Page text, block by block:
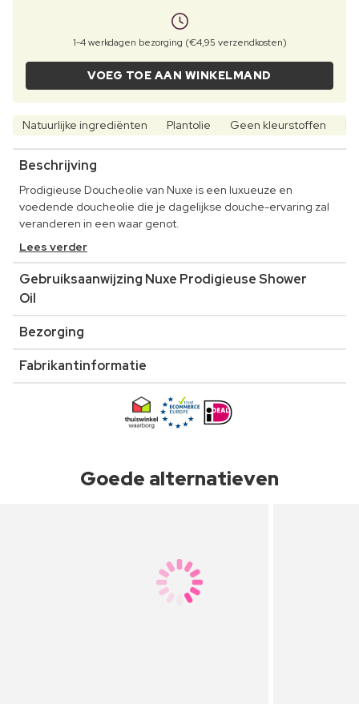
1-4 werkdagen bezorging (€4,95 verzendkosten)
VOEG TOE AAN WINKELMAND
Natuurlijke ingrediënten Plantolie Geen kleurstoffen
Beschrijving
Prodigieuse Doucheolie van Nuxe is een luxueuze en
voedende doucheolie die je dagelijkse douche-ervaring zal
veranderen in een waar genot.
Lees verder
Gebruiksaanwijzing Nuxe Prodigieuse Shower
Oil
Bezorging
Fabrikantinformatie
Goede alternatieven